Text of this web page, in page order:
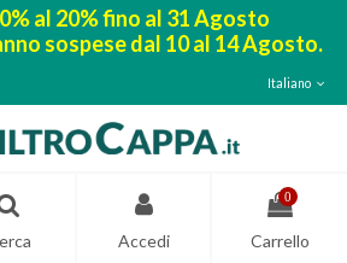
al 20% fino al 31 Agosto
sospese dal 10 al 14 Agosto.
Italiano
Accedi
0
Carrello